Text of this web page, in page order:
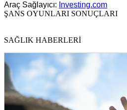
Araç Sağlayıcı: Investing.com
ŞANS OYUNLARI SONUÇLARI
SAĞLIK HABERLERİ